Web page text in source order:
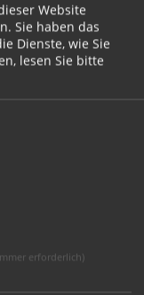
Website
Sie haben das
Dienste, wie Sie
lesen Sie bitte
erforderlich)